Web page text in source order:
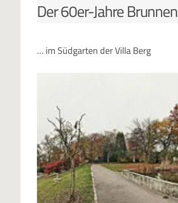
Der 60er-Jahre Brunnen
… im Südgarten der Villa Berg